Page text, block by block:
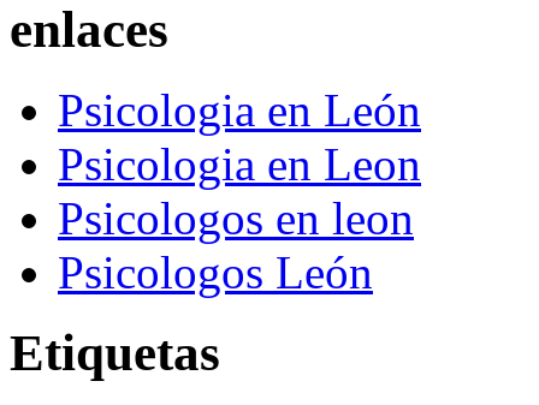
enlaces
Psicologia en León
Psicologia en Leon
Psicologos en leon
Psicologos León
Etiquetas